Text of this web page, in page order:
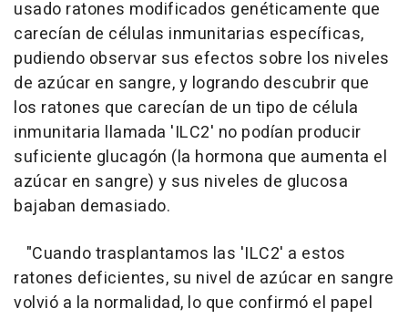
usado ratones modificados genéticamente que
carecían de células inmunitarias específicas,
pudiendo observar sus efectos sobre los niveles
de azúcar en sangre, y logrando descubrir que
los ratones que carecían de un tipo de célula
inmunitaria llamada 'ILC2' no podían producir
suficiente glucagón (la hormona que aumenta el
azúcar en sangre) y sus niveles de glucosa
bajaban demasiado.
"Cuando trasplantamos las 'ILC2' a estos
ratones deficientes, su nivel de azúcar en sangre
volvió a la normalidad, lo que confirmó el papel